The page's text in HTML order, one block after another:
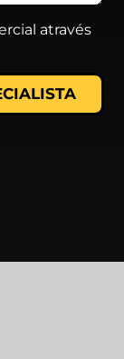
através